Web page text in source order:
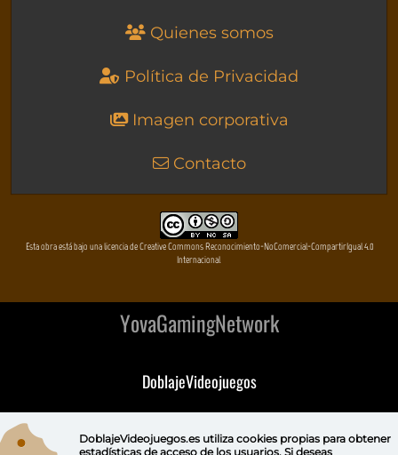
Quienes somos
Política de Privacidad
Imagen corporativa
Contacto
Esta obra está bajo una licencia de Creative Commons Reconocimiento-NoComercial-CompartirIgual 4.0
Internacional
YovaGamingNetwork
DoblajeVideojuegos
DeVuego
DoblajeVideojuegos.es utiliza cookies propiaspara obtener
estadísticas de acceso de los usuarios. Si deseas